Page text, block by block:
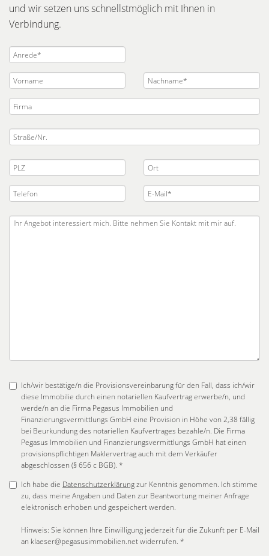
und wir setzen uns schnellstmöglich mit Ihnen in
Verbindung.
Ich/wir bestätige/n die Provisionsvereinbarung für den Fall, dass ich/wir
diese Immobilie durch einen notariellen Kaufvertrag erwerbe/n, und
werde/n an die Firma Pegasus Immobilien und
Finanzierungsvermittlungs GmbH eine Provision in Höhe von 2,38 fällig
bei Beurkundung des notariellen Kaufvertrages bezahle/n. Die Firma
Pegasus Immobilien und Finanzierungsvermittlungs GmbH hat einen
provisionspflichtigen Maklervertrag auch mit dem Verkäufer
abgeschlossen (§ 656 c BGB). *
Ich habe die Datenschutzerklärungzur Kenntnis genommen. Ich stimme
zu, dass meine Angaben und Daten zur Beantwortung meiner Anfrage
elektronisch erhoben und gespeichert werden.
Hinweis: Sie können Ihre Einwilligung jederzeit für die Zukunft per E-Mail
an klaeser@pegasusimmobilien.net widerrufen. *